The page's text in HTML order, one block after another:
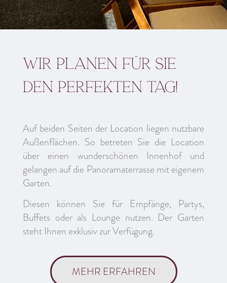
Wir planen für Sie
den perfekten Tag!
Auf beiden Seiten der Location liegen nutzbare
Außenflächen. So betreten Sie die Location
über einen wunderschönen Innenhof und
gelangen auf die Panoramaterrasse mit eigenem
Garten.
Diesen können Sie für Empfänge, Partys,
Buffets oder als Lounge nutzen. Der Garten
steht Ihnen exklusiv zur Verfügung.
MEHR ERFAHREN